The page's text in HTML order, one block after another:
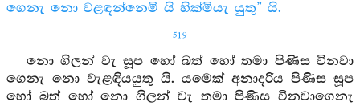
ගෙනැ නො වළඳන්නෙමි යි හික්මියැ යුතු” යි.
519
නො ගිලන් වැ සූප හෝ බත් හෝ තමා පිණිස විනවා
ගෙනැ නො වැළඳියයුතු යි. යමෙක් අනාදරිය පිණිස සූප
හෝ බත් හෝ නො ගිලන් වැ තමා පිණිස විනවාගෙනැ